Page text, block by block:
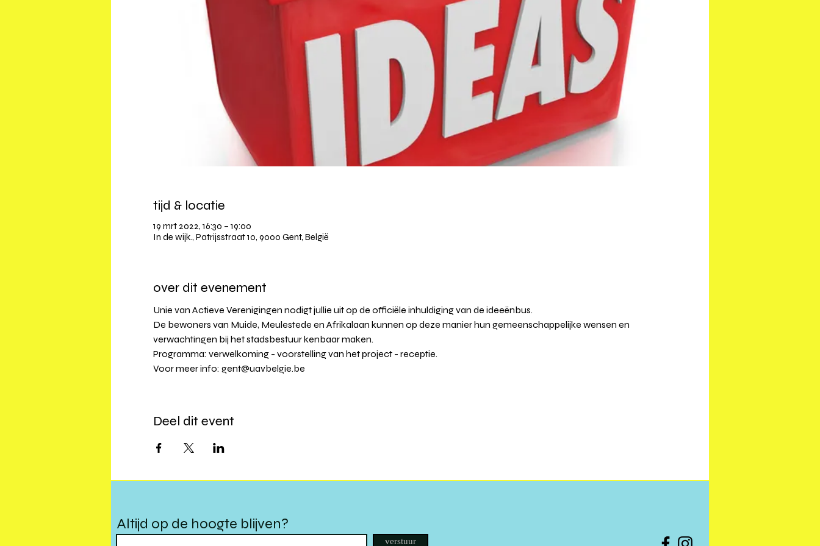
tijd & locatie
19 mrt 2022, 16:30 – 19:00
In de wijk., Patrijsstraat 10, 9000 Gent, België
over dit evenement
Unie van Actieve Verenigingen nodigt jullie uit op de officiële inhuldiging van de ideeënbus.
De bewoners van Muide, Meulestede en Afrikalaan kunnen op deze manier hun gemeenschappelijke wensen en
verwachtingen bij het stadsbestuur kenbaar maken.
Programma: verwelkoming - voorstelling van het project - receptie.
Voor meer info: gent@uavbelgie.be
Deel dit event
Altijd op de hoogte blijven?
verstuur